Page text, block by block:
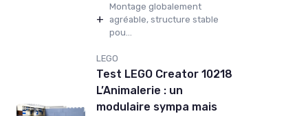
+
Montage globalement
agréable, structure stable
pou...
LEGO
Test LEGO Creator 10218
L’Animalerie : un
modulaire sympa mais